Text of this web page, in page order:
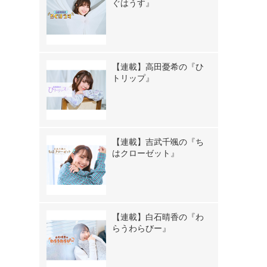
ぐはうす』
【連載】高田憂希の『ひ
トリップ』
【連載】吉武千颯の『ち
はクローゼット』
【連載】白石晴香の『わ
らうわらびー』